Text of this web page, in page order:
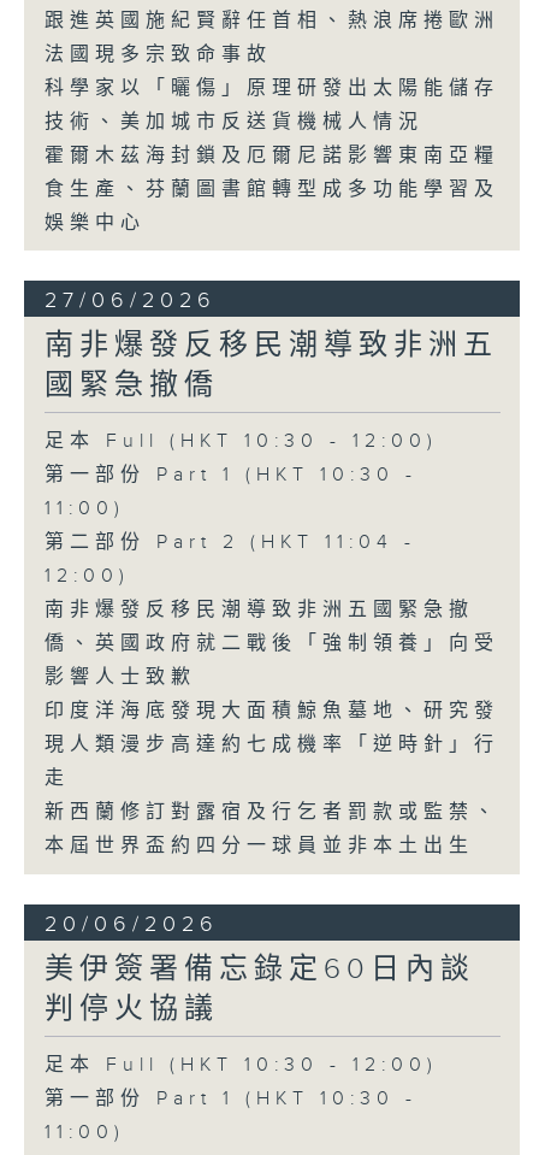
跟進英國施紀賢辭任首相、熱浪席捲歐洲
法國現多宗致命事故
科學家以「曬傷」原理研發出太陽能儲存
技術、美加城市反送貨機械人情況
霍爾木茲海封鎖及厄爾尼諾影響東南亞糧
食生產、芬蘭圖書館轉型成多功能學習及
娛樂中心
27/06/2026
南非爆發反移民潮導致非洲五
國緊急撤僑
足本 Full (HKT 10:30 - 12:00)
第一部份 Part 1 (HKT 10:30 -
11:00)
第二部份 Part 2 (HKT 11:04 -
12:00)
南非爆發反移民潮導致非洲五國緊急撤
僑、英國政府就二戰後「強制領養」向受
影響人士致歉
印度洋海底發現大面積鯨魚墓地、研究發
現人類漫步高達約七成機率「逆時針」行
走
新西蘭修訂對露宿及行乞者罰款或監禁、
本屆世界盃約四分一球員並非本土出生
20/06/2026
美伊簽署備忘錄定60日內談
判停火協議
足本 Full (HKT 10:30 - 12:00)
第一部份 Part 1 (HKT 10:30 -
11:00)